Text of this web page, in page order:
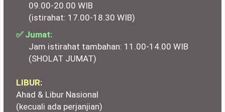
09.00-20.00 WIB
(istirahat: 17.00-18.30 WIB)
✅ Jumat:
Jam istirahat tambahan: 11.00-14.00 WIB
(SHOLAT JUMAT)
LIBUR:
Ahad & Libur Nasional
(kecuali ada perjanjian)